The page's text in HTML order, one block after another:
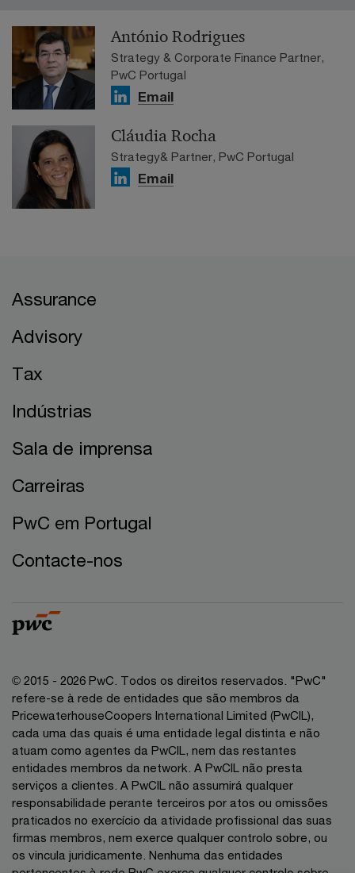
António Rodrigues
Strategy & Corporate Finance Partner,
PwC Portugal
Email
Cláudia Rocha
Strategy& Partner, PwC Portugal
Email
Assurance
Advisory
Tax
Indústrias
Sala de imprensa
Carreiras
PwC em Portugal
Contacte-nos
© 2015 - 2026 PwC. Todos os direitos reservados. "PwC"
refere-se à rede de entidades que são membros da
PricewaterhouseCoopers International Limited (PwCIL),
cada uma das quais é uma entidade legal distinta e não
atuam como agentes da PwCIL, nem das restantes
entidades membros da network. A PwCIL não presta
serviços a clientes. A PwCIL não assumirá qualquer
responsabilidade perante terceiros por atos ou omissões
praticados no exercício da atividade profissional das suas
firmas membros, nem exerce qualquer controlo sobre, ou
os vincula juridicamente. Nenhuma das entidades